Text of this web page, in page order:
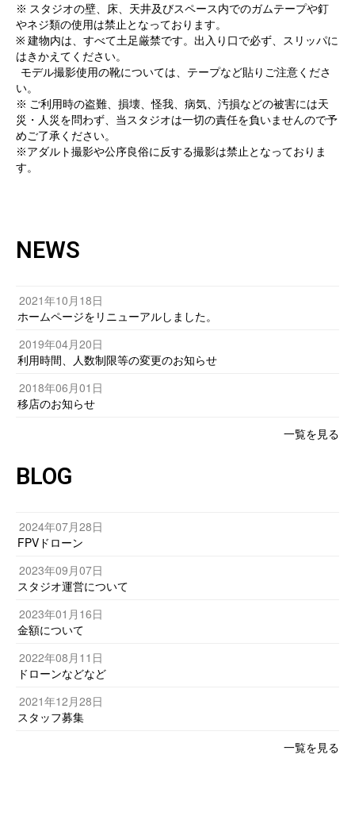
※ スタジオの壁、床、天井及びスペース内でのガムテープや釘
やネジ類の使用は禁止となっております。
※ 建物内は、すべて土足厳禁です。出入り口で必ず、スリッパに
はきかえてください。
モデル撮影使用の靴については、テープなど貼りご注意くださ
い。
※ ご利用時の盗難、損壊、怪我、病気、汚損などの被害には天
災・人災を問わず、当スタジオは一切の責任を負いませんので予
めご了承ください。
※アダルト撮影や公序良俗に反する撮影は禁止となっておりま
す。
NEWS
2021年10月18日
ホームページをリニューアルしました。
2019年04月20日
利用時間、人数制限等の変更のお知らせ
2018年06月01日
移店のお知らせ
一覧を見る
BLOG
2024年07月28日
FPVドローン
2023年09月07日
スタジオ運営について
2023年01月16日
金額について
2022年08月11日
ドローンなどなど
2021年12月28日
スタッフ募集
一覧を見る